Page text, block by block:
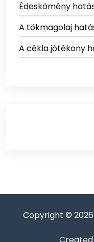
Édeskömény
A tökmagolaj
A cékla jótékony
Copyright ©